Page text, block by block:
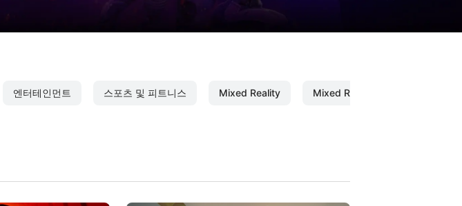
엔터테인먼트 스포츠 및 피트니스 Mixed Reality Mixed Reality Capture